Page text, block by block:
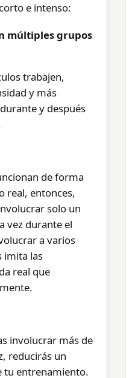
e intenso:
múltiples grupos
trabajen,
y más
y después
de forma
real, entonces,
solo un
vez durante el
a varios
imita las
real que
involucrar más de
reducirás un
tu entrenamiento.